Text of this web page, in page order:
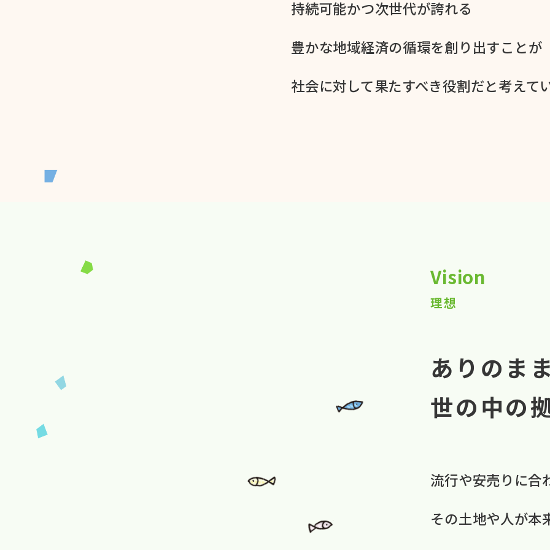
持続可能かつ次世代が​誇れる
豊かな​地域経済の​循環を​創り出すことが
社会に​対して​果た​すべき役割だと​考えて
Vision
理想
ありのま
世の中の
流行や​安売りに​合
その​土地や​人が​本